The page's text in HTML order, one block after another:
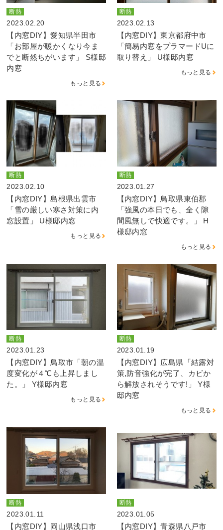
断熱
2023.02.20
【内窓DIY】愛知県半田市
「お部屋が暖かくなり今ま
でと断然ちがいます」 S様邸
内窓
もっと見る
断熱
2023.02.13
【内窓DIY】東京都府中市
「簡易内窓をプラマードUに
取り替え」 U様邸内窓
もっと見る
断熱
2023.02.10
【内窓DIY】島根県出雲市
「雪の厳しい寒さ対策に内
窓設置」 U様邸内窓
もっと見る
断熱
2023.01.27
【内窓DIY】鳥取県東伯郡
「強風の本日でも、全く隙
間風無しで快適です。」 H
様邸内窓
もっと見る
断熱
2023.01.23
【内窓DIY】鳥取市「朝の温
度変化が４℃も上昇しまし
た。」 Y様邸内窓
もっと見る
断熱
2023.01.19
【内窓DIY】広島県「結露対
策,防音強化が完了、カビか
ら解放されそうです!」 Y様
邸内窓
もっと見る
断熱
2023.01.11
【内窓DIY】岡山県浅口市
断熱
2023.01.05
【内窓DIY】青森県八戸市